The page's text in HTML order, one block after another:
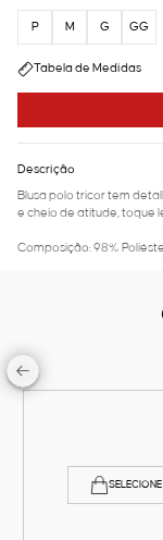
P M G GG
Tabela de Medidas
Descrição
Blusa polo tricor tem
e cheio de atitude, toque
Composição: 98%